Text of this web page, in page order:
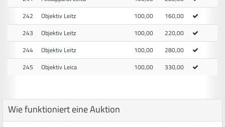
242
Objektiv Leitz 100,00
160,00
243
Objektiv Leitz 100,00
220,00
244
Objektiv Leitz 100,00
280,00
245
Objektiv Leica 100,00 330,00
Wie funktioniert eine Auktion